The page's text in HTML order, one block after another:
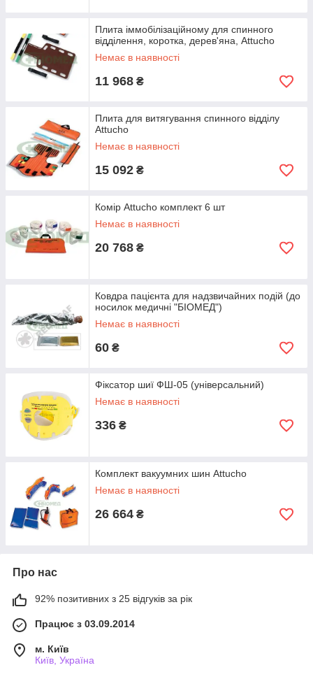
Плита іммобілізаційному для спинного
відділення, коротка, дерев'яна, Attucho
Немає в наявності
11 968 ₴
Плита для витягування спинного відділу
Attucho
Немає в наявності
15 092 ₴
Комір Attucho комплект 6 шт
Немає в наявності
20 768 ₴
Ковдра пацієнта для надзвичайних подій (до
носилок медичні "БІОМЕД")
Немає в наявності
60 ₴
Фіксатор шиї ФШ-05 (універсальний)
Немає в наявності
336 ₴
Комплект вакуумних шин Attucho
Немає в наявності
26 664 ₴
Про нас
92% позитивних з 25 відгуків за рік
Працює з 03.09.2014
м. Київ
Київ, Україна